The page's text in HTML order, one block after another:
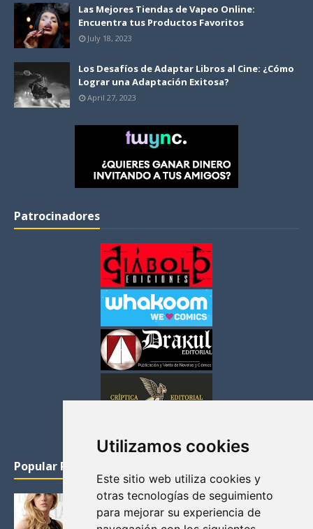
Utilizamos cookies
Este sitio web utiliza cookies y
otras tecnologías de seguimiento
para mejorar su experiencia de
Las Mejores Tiendas de Vapeo Online:
Encuentra tus Productos Favoritos
July 18, 2023
Los Desafíos de Adaptar Libros al Cine: ¿Cómo
Lograr una Adaptación Exitosa?
April 27, 2023
Patrocinadores
Popular Posts
KATHERYN WINNICK: LA ACTRIZ MAS GUAPA DE
VIKINGOS